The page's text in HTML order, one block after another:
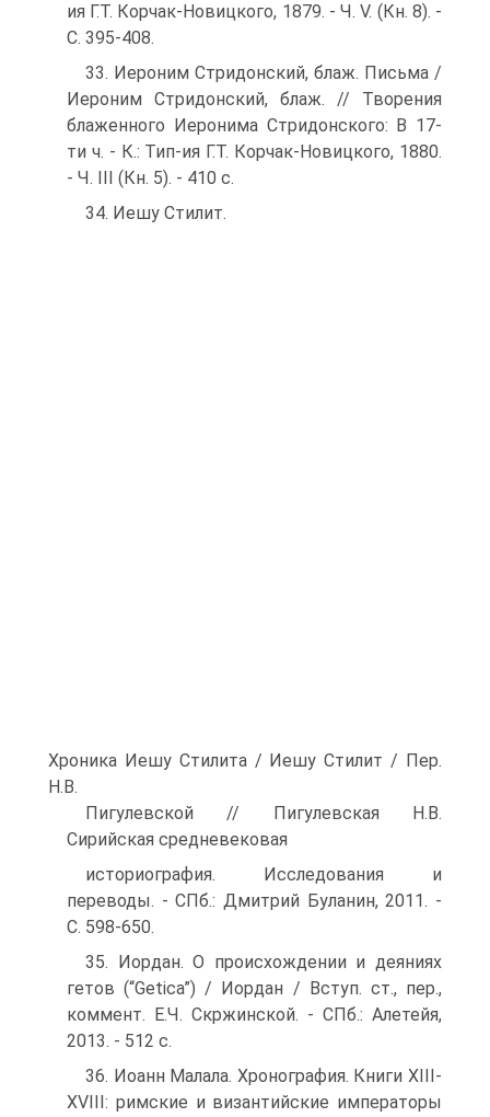
ия Г.Т. Корчак-Новицкого, 1879. - Ч. V. (Кн. 8). -
С. 395-408.
33. Иероним Стридонский, блаж. Письма /
Иероним Стридонский, блаж. // Творения
блаженного Иеронима Стридонского: В 17-
ти ч. - К.: Тип-ия Г.Т. Корчак-Новицкого, 1880.
- Ч. III (Кн. 5). - 410 с.
34. Иешу Стилит.
Хроника Иешу Стилита / Иешу Стилит / Пер.
Н.В.
Пигулевской // Пигулевская Н.В.
Сирийская средневековая
историография. Исследования и
переводы. - СПб.: Дмитрий Буланин, 2011. -
С. 598-650.
35. Иордан. О происхождении и деяниях
гетов (“Getica”) / Иордан / Вступ. ст., пер.,
коммент. Е.Ч. Скржинской. - СПб.: Алетейя,
2013. - 512 с.
36. Иоанн Малала. Хронография. Книги XIII-
XVIII: римские и византийские императоры